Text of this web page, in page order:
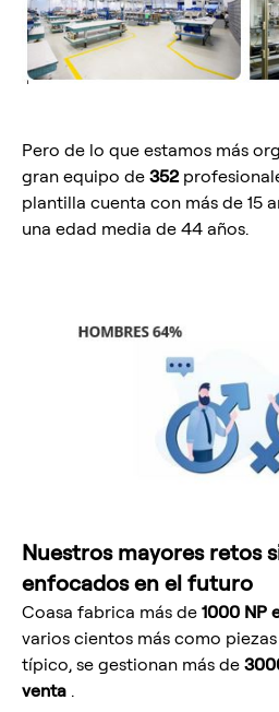
Pero de lo que estamos más
gran equipo de 352
plantilla cuenta con más de 15
una edad media de 44 años.
Nuestros mayores retos
enfocados en el futuro
Coasa fabrica más de 1000 NP
varios cientos más como
típico, se gestionan más de
venta .